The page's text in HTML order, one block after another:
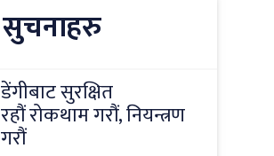
सुचनाहरु
डेंगीबाट सुरक्षित
रहौं रोकथाम गरौं, नियन्त्रण
गरौं